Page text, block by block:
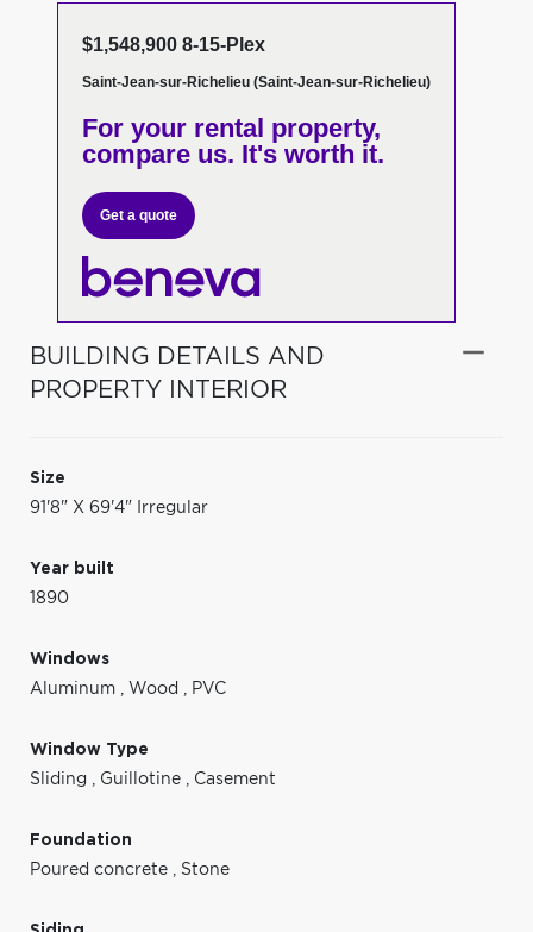
$1,548,900 8-15-Plex
Saint-Jean-sur-Richelieu (Saint-Jean-sur-Richelieu)
For your rental property,
compare us. It's worth it.
Get a quote
BUILDING DETAILS AND
PROPERTY INTERIOR
Size
91'8" X 69'4" Irregular
Year built
1890
Windows
Aluminum , Wood , PVC
Window Type
Sliding , Guillotine , Casement
Foundation
Poured concrete , Stone